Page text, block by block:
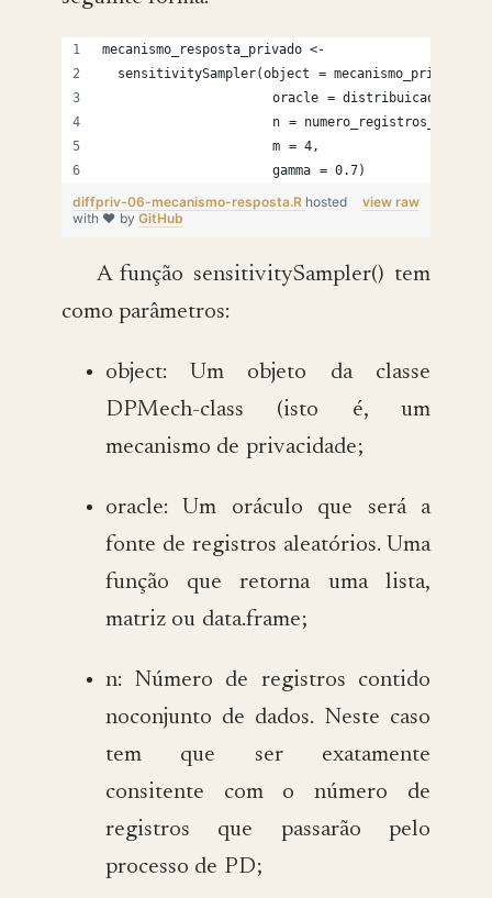
mecanismo_resposta_privado <-
sensitivitySampler(object =
                     oracle = distribuicao,
                     n = numero_registros_base,
                     m = 4,
                     gamma = 0.7)
view raw
diffpriv-06-mecanismo-resposta.R hosted
with ❤ byGitHub
A função sensitivitySampler() tem
como parâmetros:
object: Um objeto da classe
DPMech-class (isto é, um
mecanismo de privacidade;
oracle: Um oráculo que será a
fonte de registros aleatórios. Uma
função que retorna uma lista,
matriz ou data.frame;
n: Número de registros contido
noconjunto de dados. Neste caso
tem que ser exatamente
consitente com o número de
registros que passarão pelo
processo de PD;